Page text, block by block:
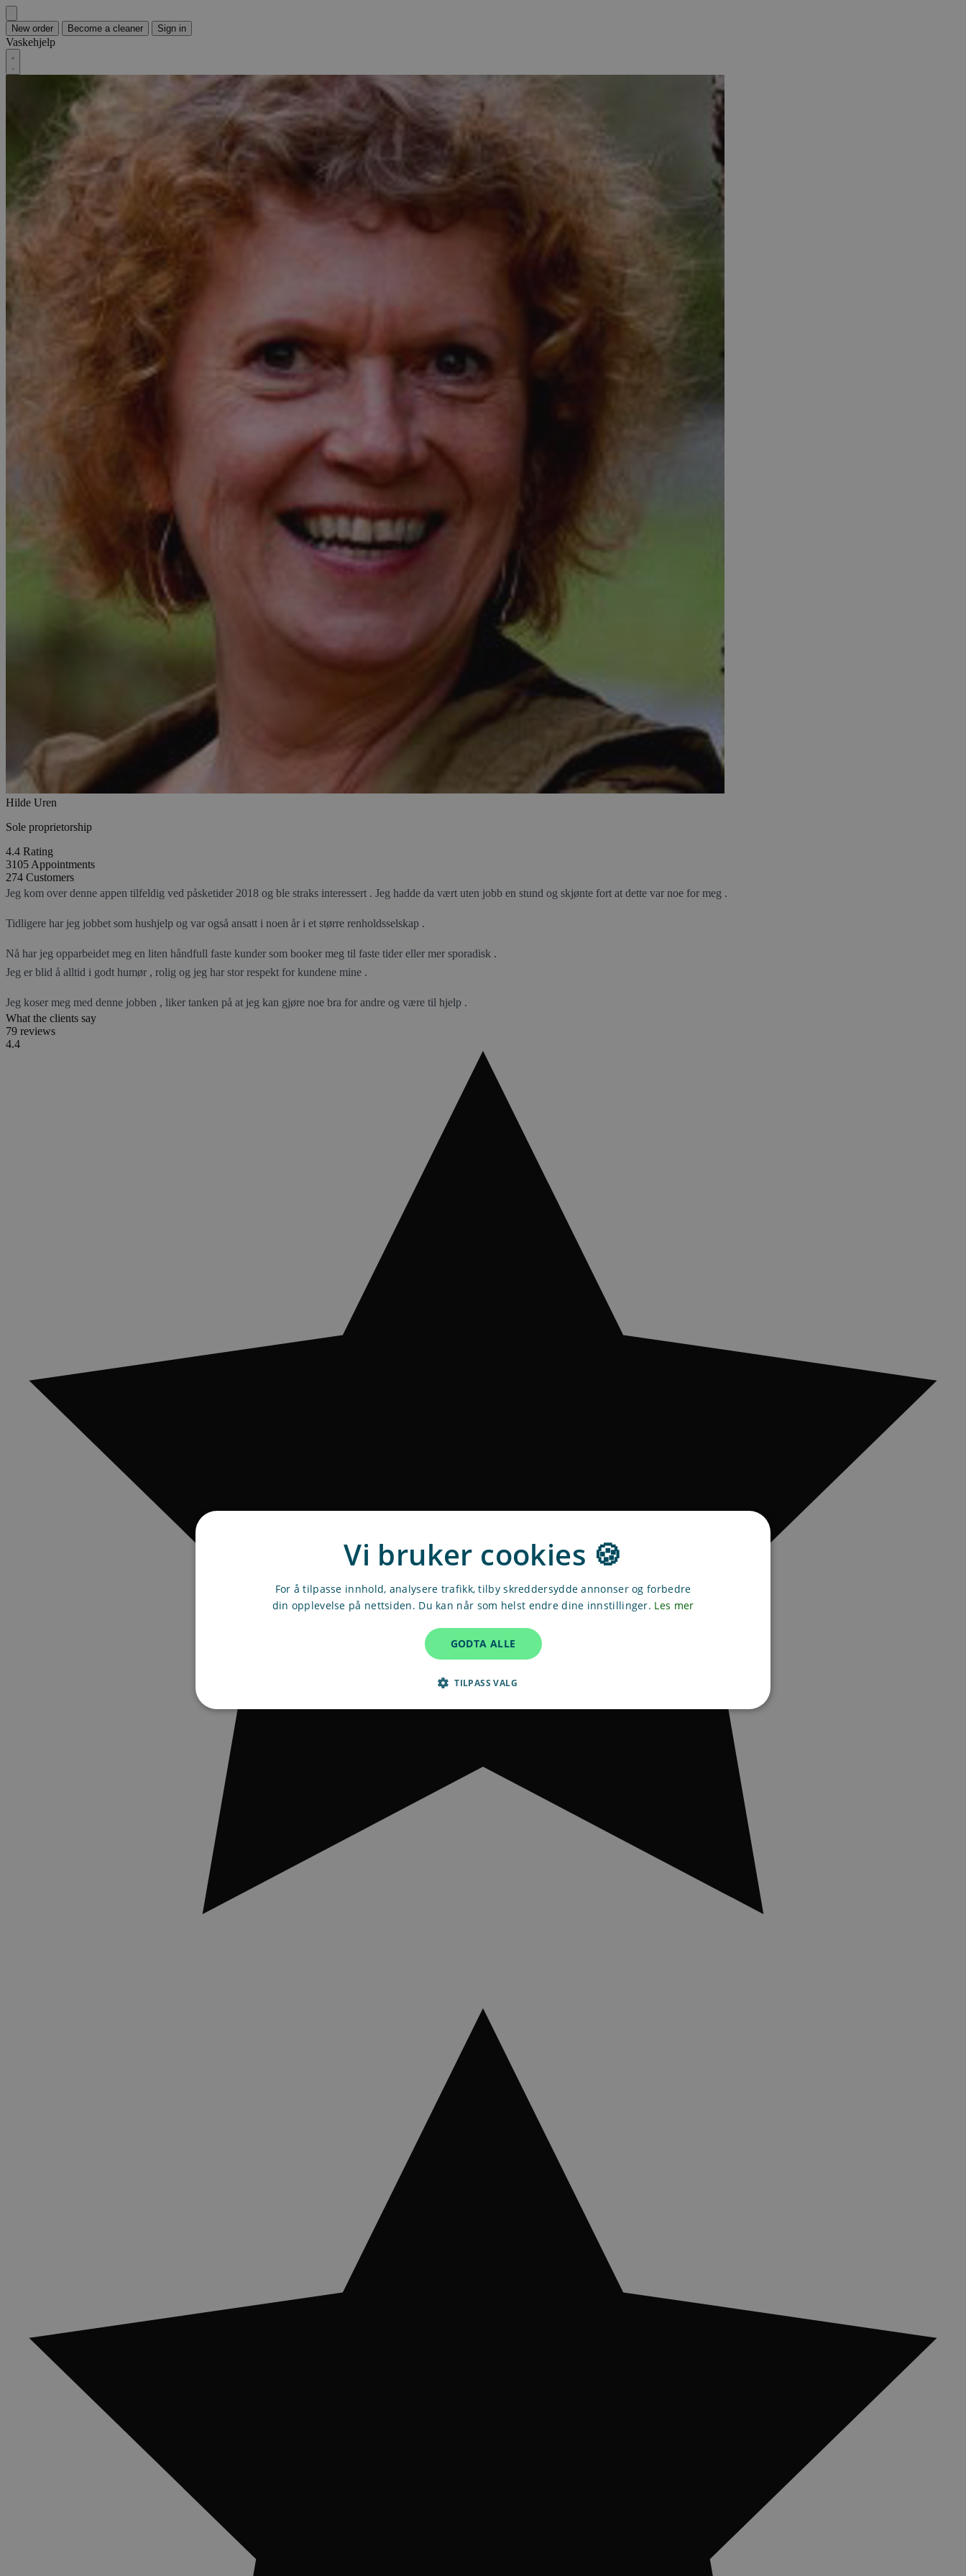
New order Become a cleaner Sign in
Vaskehjelp
Hilde Uren
Sole proprietorship
4.4 Rating
3105 Appointments
274 Customers
Jeg kom over denne appen tilfeldig ved påsketider 2018 og ble straks interessert . Jeg hadde da vært uten jobb en stund og skjønte fort at dette var noe for meg .
Tidligere har jeg jobbet som hushjelp og var også ansatt i noen år i et større renholdsselskap .
Nå har jeg opparbeidet meg en liten håndfull faste kunder som booker meg til faste tider eller mer sporadisk .
Jeg er blid å alltid i godt humør , rolig og jeg har stor respekt for kundene mine .
Jeg koser meg med denne jobben , liker tanken på at jeg kan gjøre noe bra for andre og være til hjelp .
What the clients say
79 reviews
4.4
Vi bruker cookies 🍪
For å tilpasse innhold, analysere trafikk, tilby skreddersydde annonser og forbedre
din opplevelse på nettsiden. Du kan når som helst endre dine innstillinger. Les mer
GODTA ALLE
TILPASS VALG